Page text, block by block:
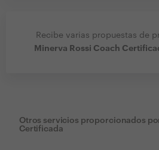
Recibe varias propuestas de
Minerva Rossi Coach
Otros servicios proporcionados
Certificada